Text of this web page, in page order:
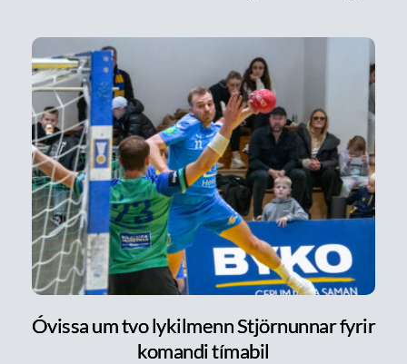
Óvissa um tvo lykilmenn Stjörnunnar fyrir
komandi tímabil